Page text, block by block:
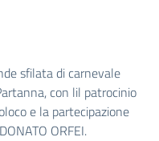
sfilata di carnevale
con lil patrocinio
e la partecipazione
ORFEI.